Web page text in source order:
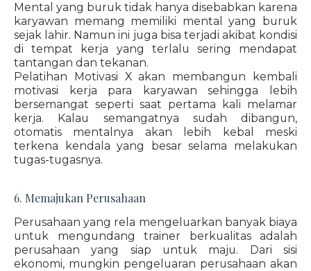
Mental yang buruk tidak hanya disebabkan karena
karyawan memang memiliki mental yang buruk
sejak lahir. Namun ini juga bisa terjadi akibat kondisi
di tempat kerja yang terlalu sering mendapat
tantangan dan tekanan.
Pelatihan Motivasi X akan membangun kembali
motivasi kerja para karyawan sehingga lebih
bersemangat seperti saat pertama kali melamar
kerja. Kalau semangatnya sudah dibangun,
otomatis mentalnya akan lebih kebal meski
terkena kendala yang besar selama melakukan
tugas-tugasnya.
6. Memajukan Perusahaan
Perusahaan yang rela mengeluarkan banyak biaya
untuk mengundang trainer berkualitas adalah
perusahaan yang siap untuk maju. Dari sisi
ekonomi, mungkin pengeluaran perusahaan akan